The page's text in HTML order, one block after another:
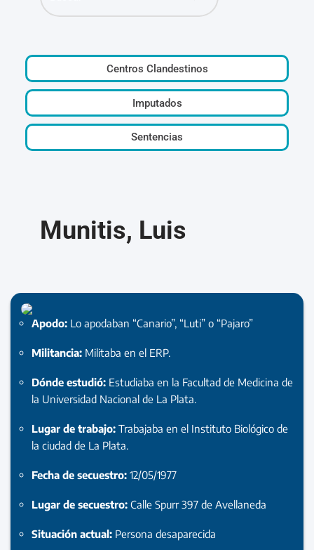
Centros Clandestinos
Imputados
Sentencias
Munitis, Luis
Apodo: Lo apodaban “Canario”, “Luti” o “Pajaro”
Militancia: Militaba en el ERP.
Dónde estudió: Estudiaba en la Facultad de Medicina de
la Universidad Nacional de La Plata.
Lugar de trabajo: Trabajaba en el Instituto Biológico de
la ciudad de La Plata.
Fecha de secuestro: 12/05/1977
Lugar de secuestro: Calle Spurr 397 de Avellaneda
Situación actual: Persona desaparecida